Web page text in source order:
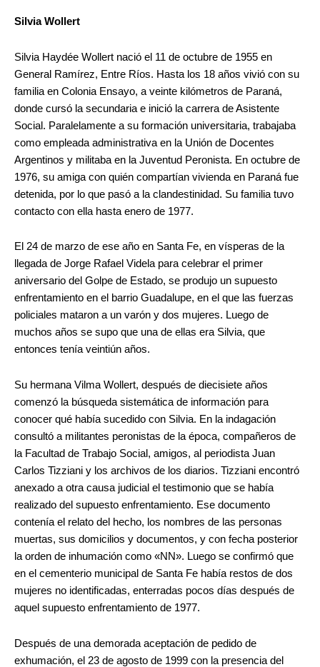
Silvia Wollert
Silvia Haydée Wollert nació el 11 de octubre de 1955 en
General Ramírez, Entre Ríos. Hasta los 18 años vivió con su
familia en Colonia Ensayo, a veinte kilómetros de Paraná,
donde cursó la secundaria e inició la carrera de Asistente
Social. Paralelamente a su formación universitaria, trabajaba
como empleada administrativa en la Unión de Docentes
Argentinos y militaba en la Juventud Peronista. En octubre de
1976, su amiga con quién compartían vivienda en Paraná fue
detenida, por lo que pasó a la clandestinidad. Su familia tuvo
contacto con ella hasta enero de 1977.
El 24 de marzo de ese año en Santa Fe, en vísperas de la
llegada de Jorge Rafael Videla para celebrar el primer
aniversario del Golpe de Estado, se produjo un supuesto
enfrentamiento en el barrio Guadalupe, en el que las fuerzas
policiales mataron a un varón y dos mujeres. Luego de
muchos años se supo que una de ellas era Silvia, que
entonces tenía veintiún años.
Su hermana Vilma Wollert, después de diecisiete años
comenzó la búsqueda sistemática de información para
conocer qué había sucedido con Silvia. En la indagación
consultó a militantes peronistas de la época, compañeros de
la Facultad de Trabajo Social, amigos, al periodista Juan
Carlos Tizziani y los archivos de los diarios. Tizziani encontró
anexado a otra causa judicial el testimonio que se había
realizado del supuesto enfrentamiento. Ese documento
contenía el relato del hecho, los nombres de las personas
muertas, sus domicilios y documentos, y con fecha posterior
la orden de inhumación como «NN». Luego se confirmó que
en el cementerio municipal de Santa Fe había restos de dos
mujeres no identificadas, enterradas pocos días después de
aquel supuesto enfrentamiento de 1977.
Después de una demorada aceptación de pedido de
exhumación, el 23 de agosto de 1999 con la presencia del